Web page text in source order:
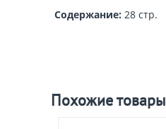
Содержание: 28 стр.
Похожие товары